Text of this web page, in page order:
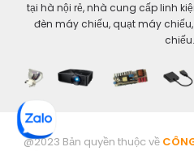
tại hà nội rẻ, nhà cung cấp linh
đèn máy chiếu, quạt máy
@2023 Bản quyền thuộc về